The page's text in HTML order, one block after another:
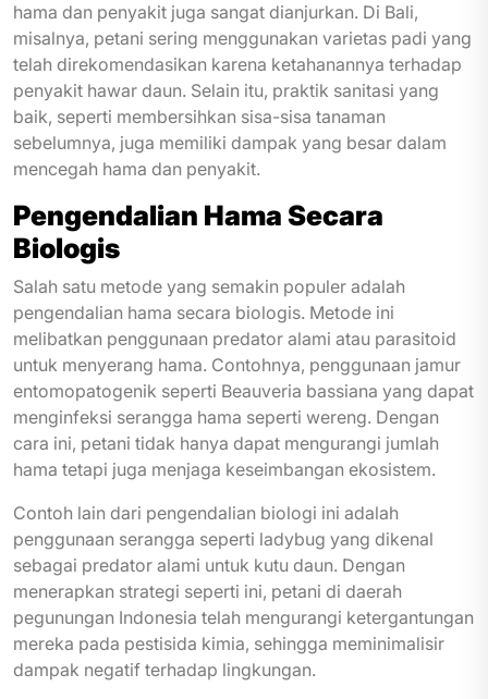
hama dan penyakit juga sangat dianjurkan. Di Bali,
misalnya, petani sering menggunakan varietas padi yang
telah direkomendasikan karena ketahanannya terhadap
penyakit hawar daun. Selain itu, praktik sanitasi yang
baik, seperti membersihkan sisa-sisa tanaman
sebelumnya, juga memiliki dampak yang besar dalam
mencegah hama dan penyakit.
Pengendalian Hama Secara
Biologis
Salah satu metode yang semakin populer adalah
pengendalian hama secara biologis. Metode ini
melibatkan penggunaan predator alami atau parasitoid
untuk menyerang hama. Contohnya, penggunaan jamur
entomopatogenik seperti Beauveria bassiana yang dapat
menginfeksi serangga hama seperti wereng. Dengan
cara ini, petani tidak hanya dapat mengurangi jumlah
hama tetapi juga menjaga keseimbangan ekosistem.
Contoh lain dari pengendalian biologi ini adalah
penggunaan serangga seperti ladybug yang dikenal
sebagai predator alami untuk kutu daun. Dengan
menerapkan strategi seperti ini, petani di daerah
pegunungan Indonesia telah mengurangi ketergantungan
mereka pada pestisida kimia, sehingga meminimalisir
dampak negatif terhadap lingkungan.